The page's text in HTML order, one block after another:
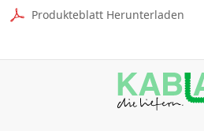
Produkteblatt Herunterladen